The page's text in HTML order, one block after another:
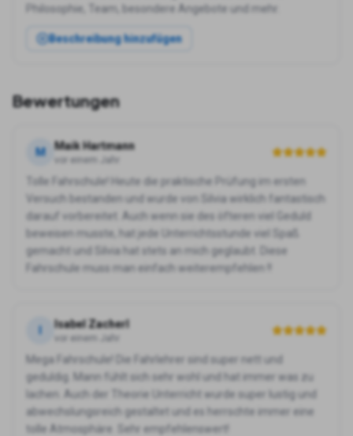
Philosophie, Team, besondere Angebote und mehr.
Beschreibung hinzufügen
Bewertungen
M Maik Hartmann
vor einem Jahr
Tolle Fahrschule! Heute die praktische Prüfung im ersten
Versuch bestanden und wurde von Silvia wirklich fantastisch
darauf vorbereitet. Auch wenn sie des öfteren viel Geduld
beweisen musste, hat jede Unterrichtsstunde viel Spaß
gemacht und Silvia hat stets an mich geglaubt. Diese
Fahrschule muss man einfach weiterempfehlen !!
Isabel Zacherl
vor einem Jahr
Mega Fahrschule! Die Fahrlehrer sind super nett und
geduldig. Mann fühlt sich sehr wohl und hat immer was zu
lachen. Auch der Theorie Unterricht wurde super lustig und
abwechslungsreich gestaltet und es herrschte immer eine
tolle Atmosphäre. Sehr empfehlenswert!